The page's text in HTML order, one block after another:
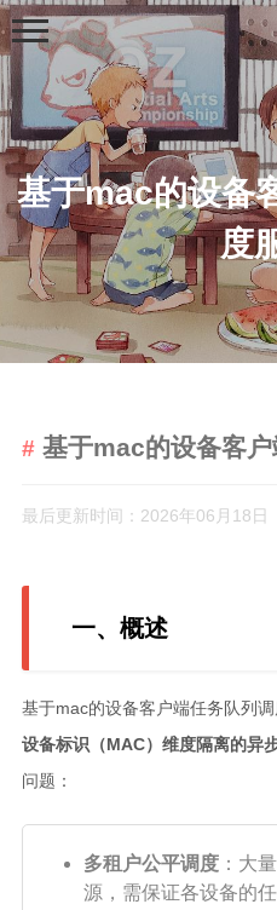
基于mac的设备
度
基于mac的设备客
最后更新时间：2026年06月18日
一、概述
基于mac的设备客户端任务队列
设备标识（MAC）维度隔离的异
问题：
多租户公平调度：大
源，需保证各设备的
首页
分类
python程序练习
scala学习笔记
java学习笔记
mysql学习笔记
windows学习
kettle学习笔记